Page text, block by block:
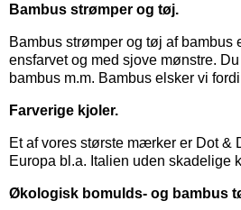
Bambus strømper og tøj.
Bambus strømper og tøj af bambus
ensfarvet og med sjove mønstre.
bambus m.m. Bambus elsker vi
Farverige kjoler.
Et af vores største mærker er Dot &
Europa bl.a. Italien uden skadelige
Økologisk bomulds- og bambus